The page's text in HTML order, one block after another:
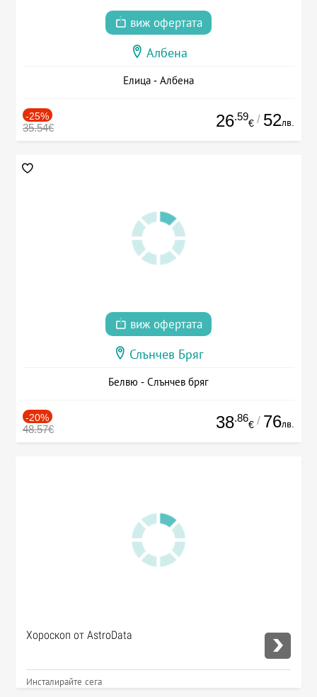
виж офертата
Албена
Елица - Албена
-25%
35.54€ 26.59
€ / 52лв.
виж офертата
Слънчев Бряг
Белвю - Слънчев бряг
-20%
48.57€ 38.86
€ / 76лв.
Хороскоп от AstroData
Инсталирайте сега